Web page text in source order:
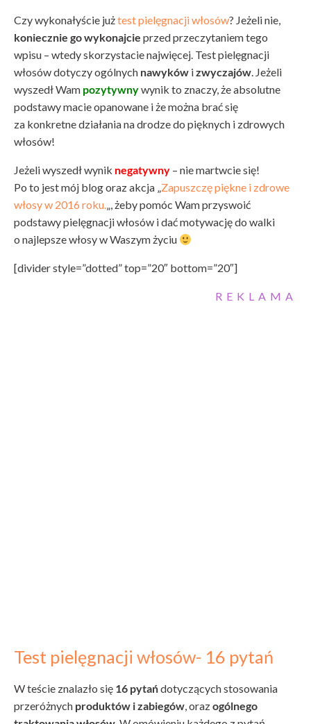
Czy wykonałyście jużtest pielęgnacji włosów? Jeżeli nie,
koniecznie go wykonajcie przed przeczytaniem tego
wpisu – wtedy skorzystacie najwięcej. Test pielęgnacji
włosów dotyczy ogólnych nawyków izwyczajów. Jeżeli
wyszedł Wam pozytywnywynik to znaczy, że absolutne
podstawy macie opanowane i że można brać się
za konkretne działania na drodze do pięknych i zdrowych
włosów!
Jeżeli wyszedł wynik negatywny – nie martwcie się!
Po to jest mój blog oraz akcja „Zapuszczę piękne i zdrowe
włosy w 2016 roku.„, żeby pomóc Wam przyswoić
podstawy pielęgnacji włosów i dać motywację do walki
o najlepsze włosy w Waszym życiu
[divider style=”dotted” top=”20″ bottom=”20″]
REKLAMA
Test pielęgnacji włosów- 16 pytań
W teście znalazło się 16 pytańdotyczących stosowania
przeróżnych produktów i zabiegów, orazogólnego